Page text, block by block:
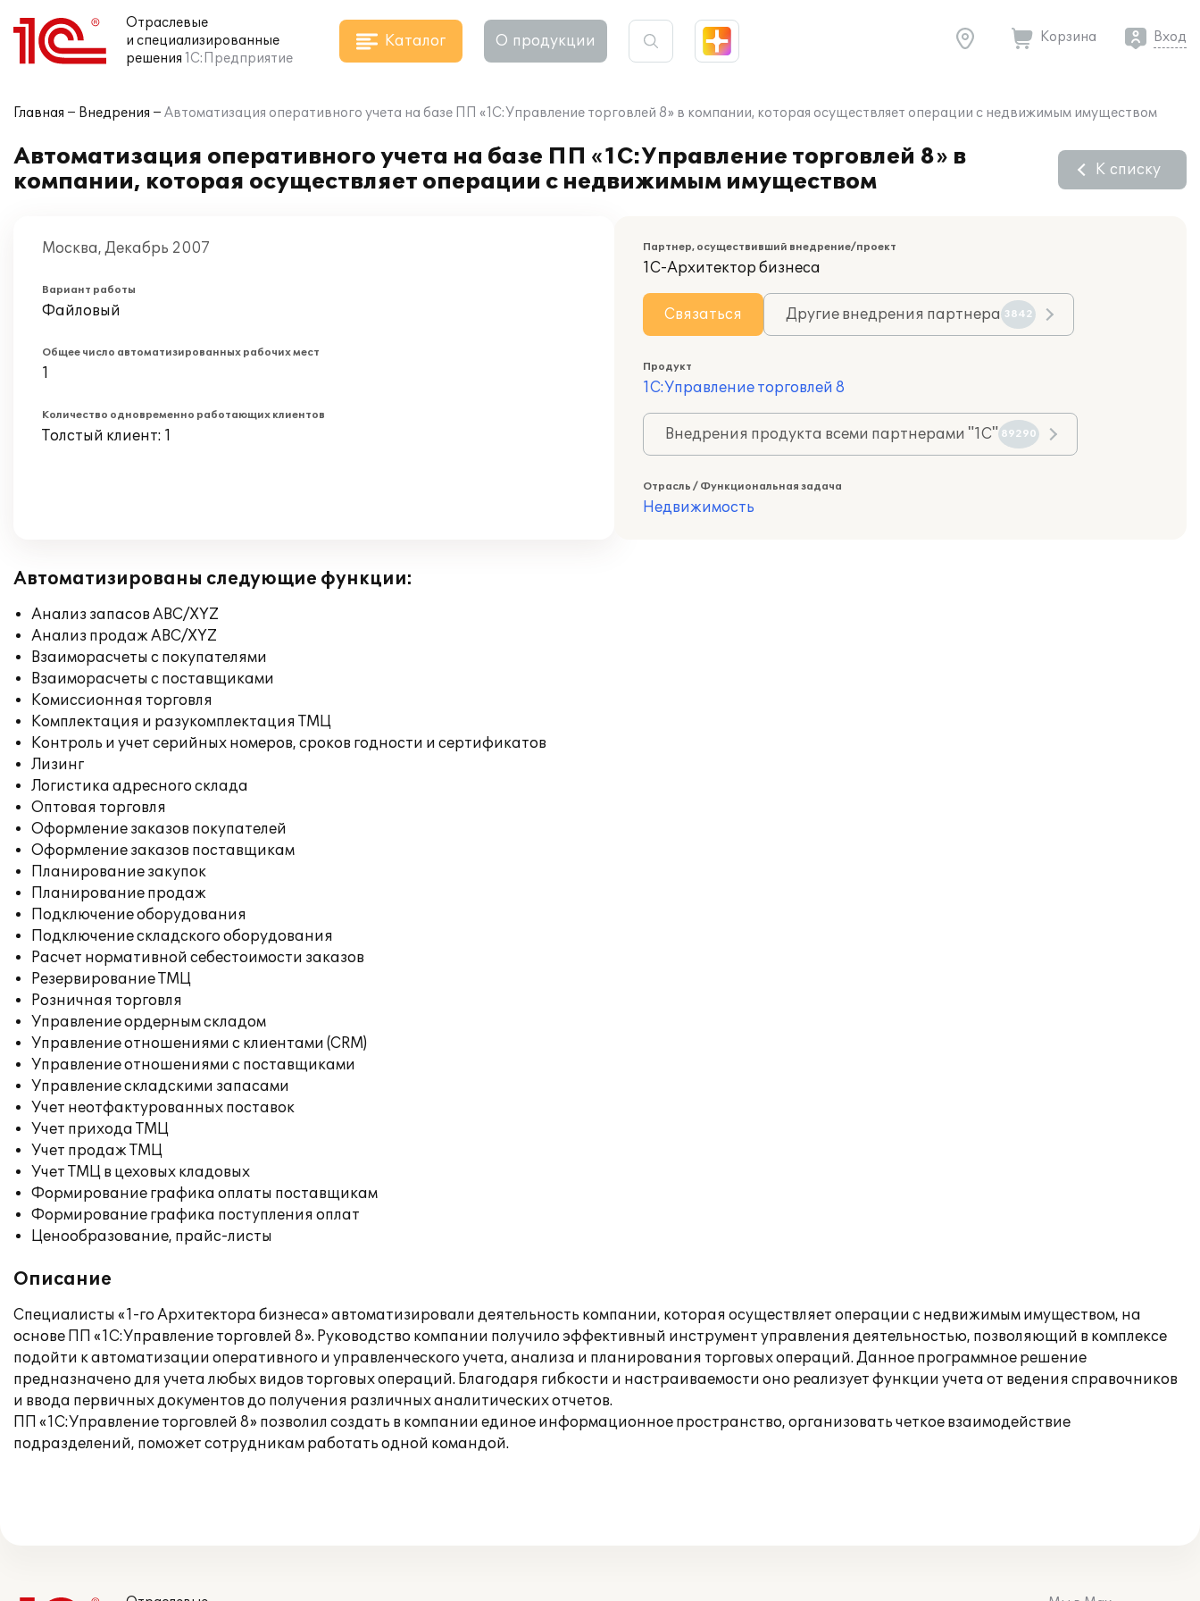
Отраслевые
и специализированные
решения 1С:Предприятие
Каталог О продукции Корзина Вход
Главная Внедрения Автоматизация оперативного учета на базе ПП «1С:Управление торговлей 8» в компании, которая осуществляет операции с недвижимым имуществом
Автоматизация оперативного учета на базе ПП «1С:Управление торговлей 8» в
компании, которая осуществляет операции с недвижимым имуществом
К списку
Москва, Декабрь 2007
Вариант работы
Файловый
Общее число автоматизированных рабочих мест
1
Количество одновременно работающих клиентов
Толстый клиент: 1
Партнер, осуществивший внедрение/проект
1С-Архитектор бизнеса
Связаться Другие внедрения партнера 3842
Продукт
1С:Управление торговлей 8
Внедрения продукта всеми партнерами "1С" 89290
Отрасль / Функциональная задача
Недвижимость
Автоматизированы следующие функции:
Анализ запасов ABC/XYZ
Анализ продаж ABC/XYZ
Взаиморасчеты с покупателями
Взаиморасчеты с поставщиками
Комиссионная торговля
Комплектация и разукомплектация ТМЦ
Контроль и учет серийных номеров, сроков годности и сертификатов
Лизинг
Логистика адресного склада
Оптовая торговля
Оформление заказов покупателей
Оформление заказов поставщикам
Планирование закупок
Планирование продаж
Подключение оборудования
Подключение складского оборудования
Расчет нормативной себестоимости заказов
Резервирование ТМЦ
Розничная торговля
Управление ордерным складом
Управление отношениями с клиентами (CRM)
Управление отношениями с поставщиками
Управление складскими запасами
Учет неотфактурованных поставок
Учет прихода ТМЦ
Учет продаж ТМЦ
Учет ТМЦ в цеховых кладовых
Формирование графика оплаты поставщикам
Формирование графика поступления оплат
Ценообразование, прайс-листы
Описание
Специалисты «1-го Архитектора бизнеса» автоматизировали деятельность компании, которая осуществляет операции с недвижимым имуществом, на
основе ПП «1С:Управление торговлей 8». Руководство компании получило эффективный инструмент управления деятельностью, позволяющий в комплексе
подойти к автоматизации оперативного и управленческого учета, анализа и планирования торговых операций. Данное программное решение
предназначено для учета любых видов торговых операций. Благодаря гибкости и настраиваемости оно реализует функции учета от ведения справочников
и ввода первичных документов до получения различных аналитических отчетов.
ПП «1С:Управление торговлей 8» позволил создать в компании единое информационное пространство, организовать четкое взаимодействие
подразделений, поможет сотрудникам работать одной командой.